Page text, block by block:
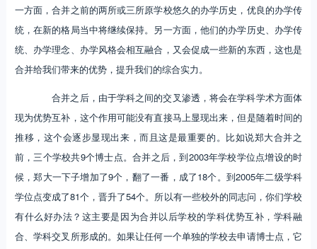
一方面，合并之前的两所或三所原学校悠久的办学历史，优良的办学传
统，在新的格局当中将继续保持。另一方面，他们的办学历史、办学传
统、办学理念、办学风格会相互融合，又会促成一些新的东西，这也是
合并给我们带来的优势，提升我们的综合实力。
合并之后，由于学科之间的交叉渗透，将会在学科学术方面体
现为优势互补，这个作用可能没有直接马上显现出来，但是随着时间的
推移，这个会逐步显现出来，而且这是最重要的。比如说郑大合并之
前，三个学校共9个博士点。合并之后，到2003年学校学位点增设的时
候，郑大一下子增加了9个，翻了一番，成了18个。到2005年二级学科
学位点变成了81个，晋升了54个。所以有一些校外的同志问，你们学校
有什么好办法？这主要是因为合并以后学校的学科优势互补，学科融
合、学科交叉所形成的。如果让任何一个单独的学校去申请博士点，它